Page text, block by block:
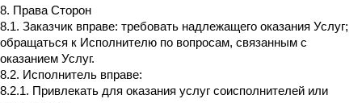
8. Права Сторон
8.1. Заказчик вправе: требовать надлежащего оказания Услуг;
обращаться к Исполнителю по вопросам, связанным с
оказанием Услуг.
8.2. Исполнитель вправе:
8.2.1. Привлекать для оказания услуг соисполнителей или